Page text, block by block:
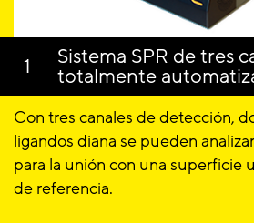
Sistema SPR de tres
totalmente
Con tres canales de detección,
ligandos diana se pueden
para la unión con una superficie
de referencia.